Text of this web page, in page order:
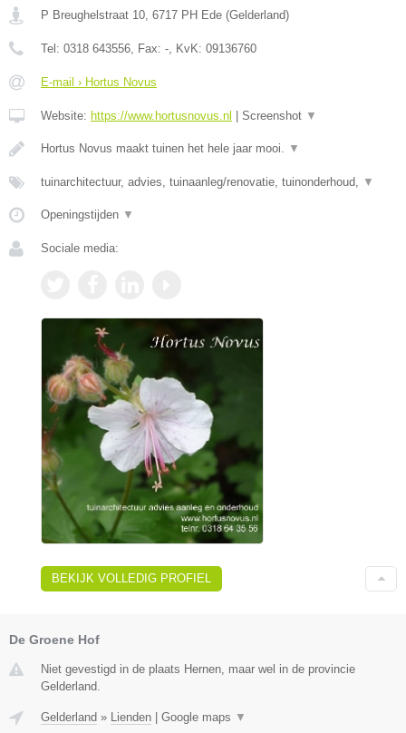
P Breughelstraat 10, 6717 PH Ede (Gelderland)
Tel: 0318 643556, Fax: -, KvK: 09136760
E-mail › Hortus Novus
Website: https://www.hortusnovus.nl Screenshot ▼
Hortus Novus maakt tuinen het hele jaar mooi. ▼
tuinarchitectuur, advies, tuinaanleg/renovatie, tuinonderhoud, ▼
Openingstijden ▼
Sociale media:
BEKIJK VOLLEDIG PROFIEL
De Groene Hof
Niet gevestigd in de plaats Hernen, maar wel in de provincie
Gelderland.
Gelderland » Lienden Google maps ▼